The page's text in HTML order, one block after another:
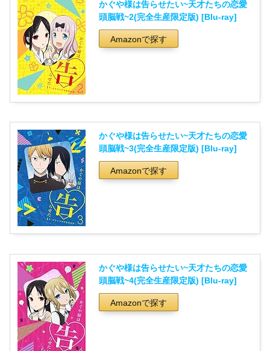
かぐや様は告らせたい~天才たちの恋愛
頭脳戦~2(完全生産限定版) [Blu-ray]
Amazonで探す
かぐや様は告らせたい~天才たちの恋愛
頭脳戦~3(完全生産限定版) [Blu-ray]
Amazonで探す
かぐや様は告らせたい~天才たちの恋愛
頭脳戦~4(完全生産限定版) [Blu-ray]
Amazonで探す